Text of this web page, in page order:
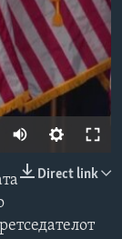
Direct link